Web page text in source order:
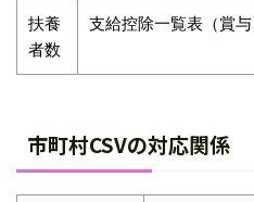
扶養
者数
支給控除一覧表（賞
市町村CSVの対応関係